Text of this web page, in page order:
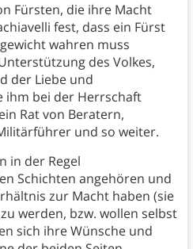
Fürsten, die ihre Macht
fest, dass ein Fürst
wahren muss
des Volkes,
der Liebe und
ihm bei der Herrschaft
Rat von Beratern,
und so weiter.
in der Regel
Schichten angehören und
zur Macht haben (sie
werden, bzw. wollen selbst
sich ihre Wünsche und